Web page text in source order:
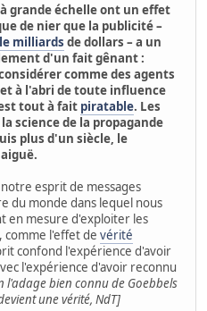
grande échelle ont un effet
de nier que la publicité –
milliards de dollars – a un
d'un fait gênant :
comme des agents
à l'abri de toute influence
tout à fait piratable. Les
science de la propagande
plus d'un siècle, le
esprit de messages
du monde dans lequel nous
en mesure d'exploiter les
comme l'effet de vérité
confond l'expérience d'avoir
l'expérience d'avoir reconnu
l'adage bien connu de Goebbels
une vérité, NdT]